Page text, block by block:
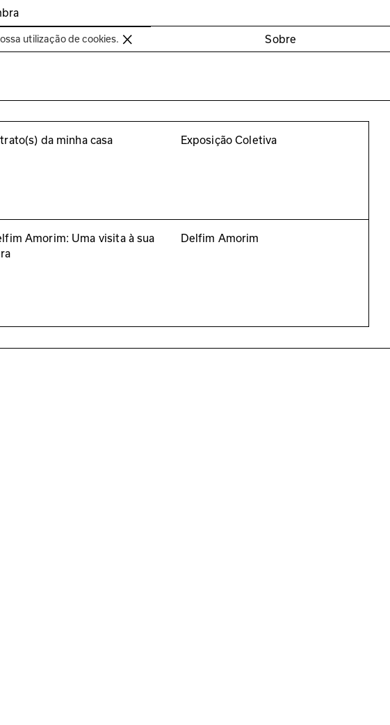
Bienal de Coimbra Sobre
utilização de cookies.
da minha casa Exposição Coletiva
Amorim: Uma visita à sua
Delfim Amorim